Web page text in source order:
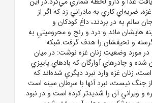
ضربه‌اي کاري به مادراني زد که اگر از
سالم به در بردند، داغ کودکان و
هايشان ماند و درد و رنج و محروميتي به
و نحيفشان را هدف گرفت.شبکه
در مورد وضعيت زنان غزه نوشت: در ميان
شده و چادرهاي آوارگان که بادهاي پاييزي
است، زنان غزه وارد نبرد ديگري شده‌اند که
جنگ نيست، نبرد آنها با سرطان سينه است
و ويراني آن را شديدتر کرده است و در نبود